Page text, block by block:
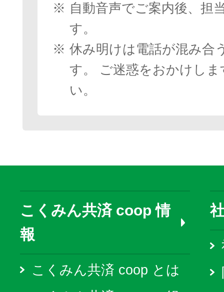
※ 自動音声でご案内後、担
す。
※ 休み明けは電話が混み合
す。 ご迷惑をおかけし
い。
こくみん共済 coop 情
報
こくみん共済 coop とは